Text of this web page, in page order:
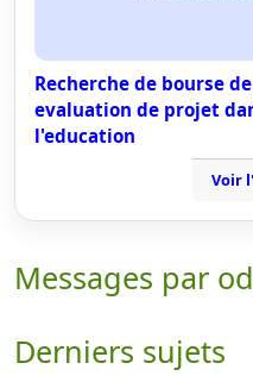
Recherche de bourse
evaluation de projet
l'education
Voir
Messages par
Derniers sujets